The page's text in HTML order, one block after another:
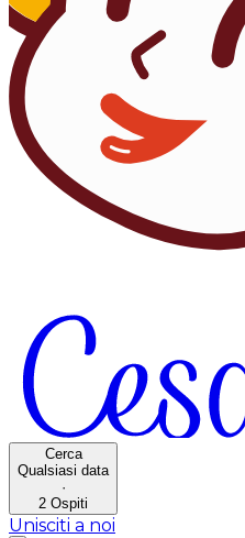
Cerca
Qualsiasi data
·
2 Ospiti
Unisciti a noi